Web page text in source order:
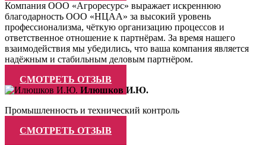
Компания ООО «Агроресурс» выражает искреннюю
благодарность ООО «НЦАА» за высокий уровень
профессионализма, чёткую организацию процессов и
ответственное отношение к партнёрам. За время нашего
взаимодействия мы убедились, что ваша компания является
надёжным и стабильным деловым партнёром.
СМОТРЕТЬ ОТЗЫВ
Илюшков И.Ю.
Промышленность и технический контроль
СМОТРЕТЬ ОТЗЫВ